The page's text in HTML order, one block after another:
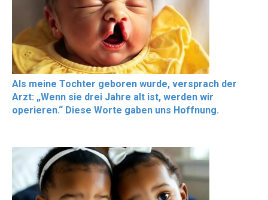
Als meine Tochter geboren wurde, versprach der
Arzt: „Wenn sie drei Jahre alt ist, werden wir
operieren.“ Diese Worte gaben uns Hoffnung.